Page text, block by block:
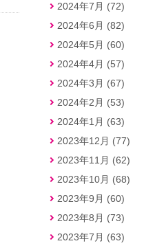
2024年7月 (72)
2024年6月 (82)
2024年5月 (60)
2024年4月 (57)
2024年3月 (67)
2024年2月 (53)
2024年1月 (63)
2023年12月 (77)
2023年11月 (62)
2023年10月 (68)
2023年9月 (60)
2023年8月 (73)
2023年7月 (63)